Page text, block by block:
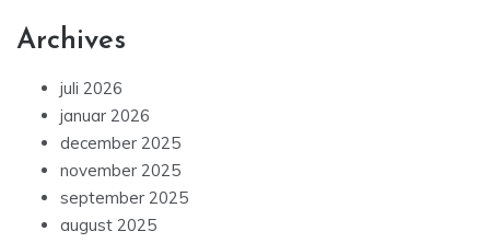
Archives
juli 2026
januar 2026
december 2025
november 2025
september 2025
august 2025